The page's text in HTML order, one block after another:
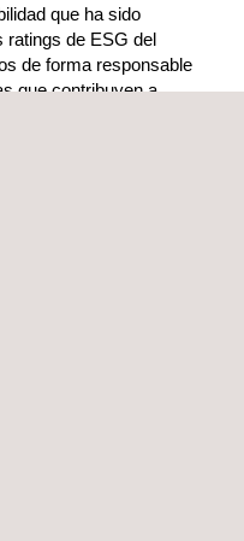
que ha sido
ratings de ESG del
de forma responsable
que contribuyen a